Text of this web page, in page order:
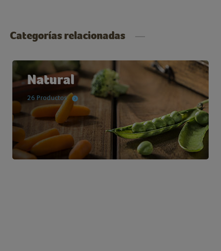
Categorías relacionadas
Natural
26 Productos